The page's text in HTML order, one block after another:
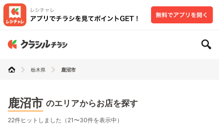
栃木県 鹿沼市
鹿沼市 のエリアからお店を探す
22件ヒットしました（21〜30件を表示中）